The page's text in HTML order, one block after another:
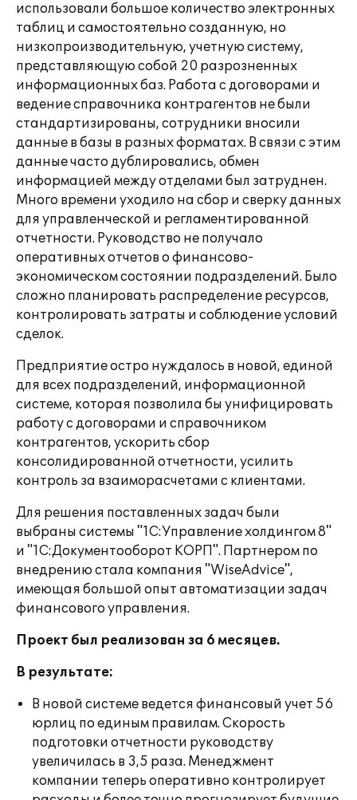
использовали большое количество электронных
таблиц и самостоятельно созданную, но
низкопроизводительную, учетную систему,
представляющую собой 20 разрозненных
информационных баз. Работа с договорами и
ведение справочника контрагентов не были
стандартизированы, сотрудники вносили
данные в базы в разных форматах. В связи с этим
данные часто дублировались, обмен
информацией между отделами был затруднен.
Много времени уходило на сбор и сверку данных
для управленческой и регламентированной
отчетности. Руководство не получало
оперативных отчетов о финансово-
экономическом состоянии подразделений. Было
сложно планировать распределение ресурсов,
контролировать затраты и соблюдение условий
сделок.
Предприятие остро нуждалось в новой, единой
для всех подразделений, информационной
системе, которая позволила бы унифицировать
работу с договорами и справочником
контрагентов, ускорить сбор
консолидированной отчетности, усилить
контроль за взаиморасчетами с клиентами.
Для решения поставленных задач были
выбраны системы "1С:Управление холдингом 8"
и "1С:Документооборот КОРП". Партнером по
внедрению стала компания "WiseAdvice",
имеющая большой опыт автоматизации задач
финансового управления.
Проект был реализован за 6 месяцев.
В результате:
В новой системе ведется финансовый учет 56
юрлиц по единым правилам. Скорость
подготовки отчетности руководству
увеличилась в 3,5 раза. Менеджмент
компании теперь оперативно контролирует